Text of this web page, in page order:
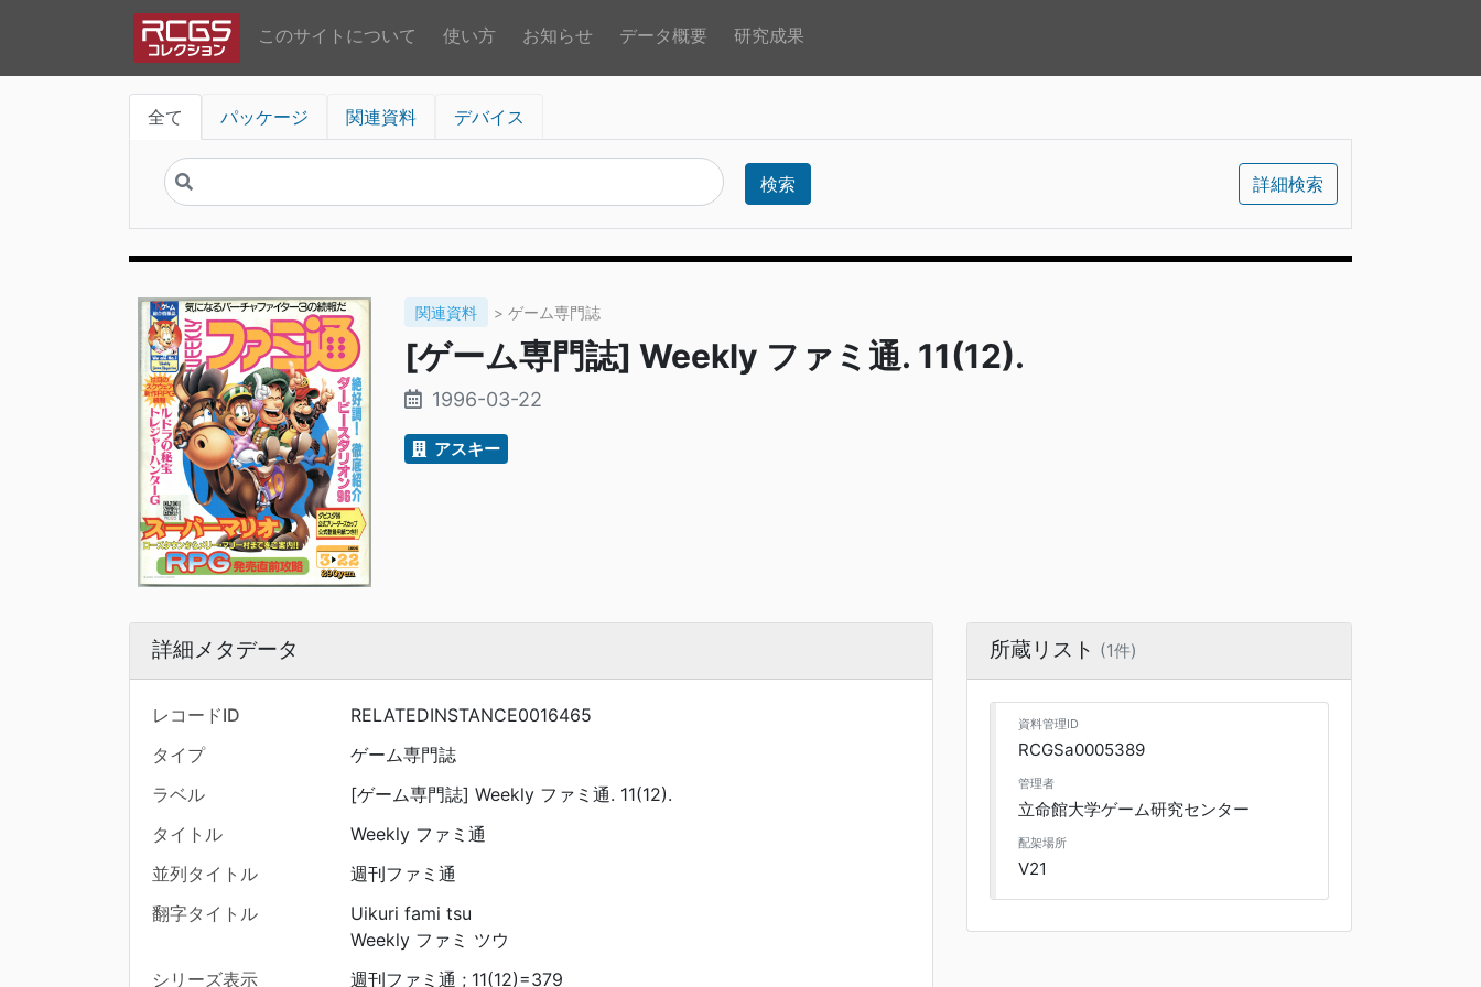
このサイトについて 使い方 お知らせ データ概要 研究成果
全て パッケージ 関連資料 デバイス
検索 詳細検索
関連資料 > ゲーム専門誌
[ゲーム専門誌] Weekly ファミ通. 11(12).
1996-03-22
アスキー
詳細メタデータ
レコードID
RELATEDINSTANCE0016465
タイプ
ゲーム専門誌
ラベル
[ゲーム専門誌] Weekly ファミ通. 11(12).
タイトル
Weekly ファミ通
並列タイトル
週刊ファミ通
翻字タイトル
Uikuri fami tsu
Weekly ファミ ツウ
シリーズ表示
週刊ファミ通 ; 11(12)=379
所蔵リスト (1件)
資料管理ID
RCGSa0005389
管理者
立命館大学ゲーム研究センター
配架場所
V21